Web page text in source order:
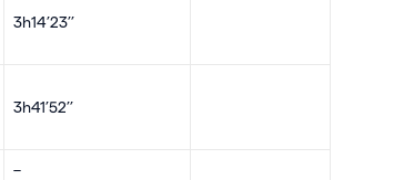
3h14’23’’
3h41’52’’
–